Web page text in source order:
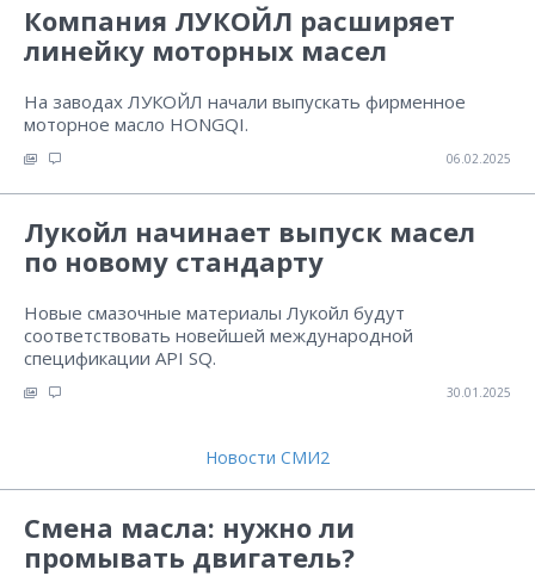
Компания ЛУКОЙЛ расширяет
линейку моторных масел
На заводах ЛУКОЙЛ начали выпускать фирменное
моторное масло HONGQI.
06.02.2025
Лукойл начинает выпуск масел
по новому стандарту
Новые смазочные материалы Лукойл будут
соответствовать новейшей международной
спецификации API SQ.
30.01.2025
Новости СМИ2
Смена масла: нужно ли
промывать двигатель?